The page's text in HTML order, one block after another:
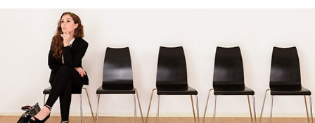
Språkfrågor
Skrivtips
Bokrecensioner
Kviss
Podden